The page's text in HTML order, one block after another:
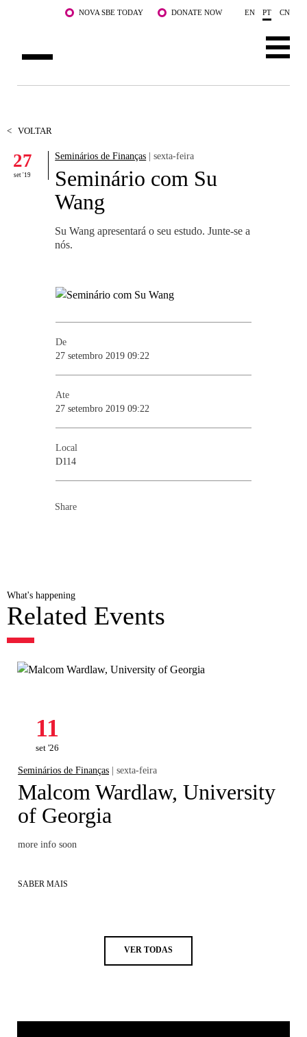
Saltar para o conteúdo principalNOVA SBE TODAY DONATE NOW EN PT CN
DOCENTES E INVESTIGAÇÃO
COMUNIDADE
WHAT'S HAPPENING
< VOLTAR
27
set '19
Seminários de Finanças | sexta-feira
Seminário com Su
Wang
Su Wang apresentará o seu estudo. Junte-se a
nós.
De
27 setembro 2019 09:22
Ate
27 setembro 2019 09:22
Local
D114
Share
What's happening
Related Events
11
set '26
Seminários de Finanças | sexta-feira
Malcom Wardlaw, University
of Georgia
more info soon
SABER MAIS
VER TODAS